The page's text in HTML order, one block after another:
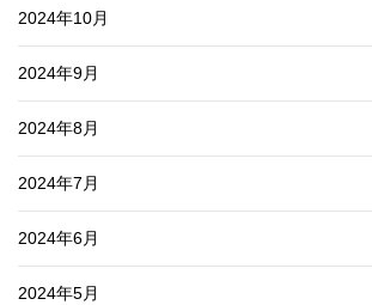
2024年10月
2024年9月
2024年8月
2024年7月
2024年6月
2024年5月